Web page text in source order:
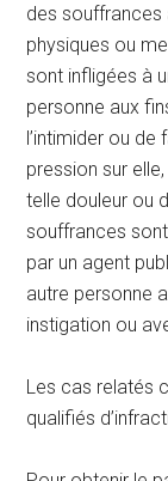
des souffrances
physiques ou
sont infligées à
personne aux
l’intimider ou de
pression sur elle,
telle douleur ou
souffrances
par un agent
autre personne
instigation ou
Les cas relatés
qualifiés